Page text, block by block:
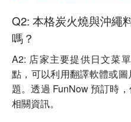
Q2: 本格炭火燒與沖繩
嗎？
A2: 店家主要提供日文菜
點，可以利用翻譯軟體或
題。透過 FunNow 預訂時
相關資訊。